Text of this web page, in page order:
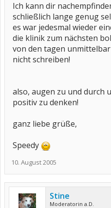
Ich kann dir
schließlich lange genug
es war jedesmal wieder
die klinik zum nächsten
von den tagen
nicht schreiben!
also, augen zu und durch
positiv zu denken!
ganz liebe grüße,
Speedy
10. August 2005
Stine
Moderatorin a.D.